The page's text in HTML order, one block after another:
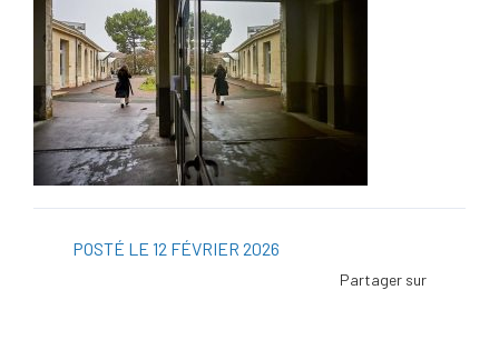
POSTÉ LE 12 FÉVRIER 2026
Twitter
Viadeo
ScoopIt